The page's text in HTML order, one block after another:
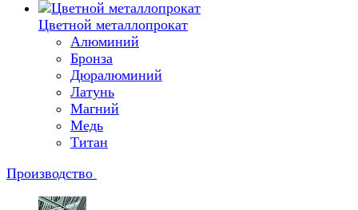
Цветной металлопрокат
Алюминий
Бронза
Дюралюминий
Латунь
Магний
Медь
Титан
Производство